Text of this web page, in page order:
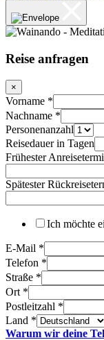
Reise anfragen
×
Vorname *
Nachname *
Personenanzahl
Reisedauer in Tagen
Frühester
Spätester
Ich möchte
E-Mail *
Telefon *
Straße *
Ort *
Postleitzahl *
Land *
Warum wir deine